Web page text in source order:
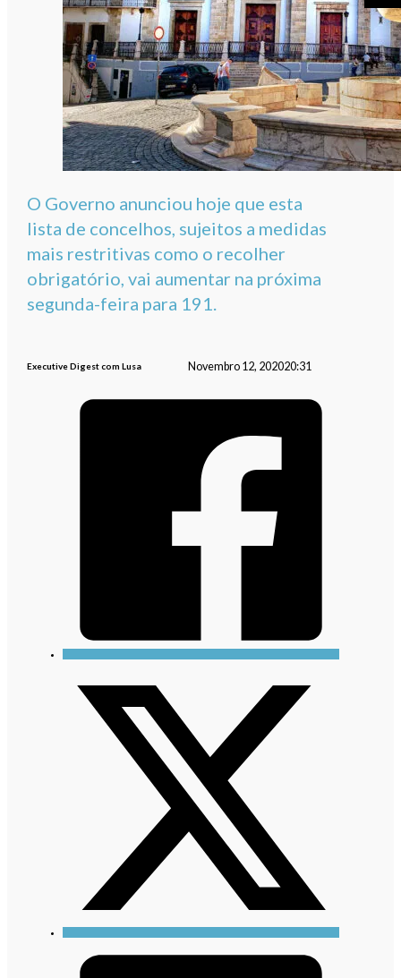
O Governo anunciou hoje que esta
lista de concelhos, sujeitos a medidas
mais restritivas como o recolher
obrigatório, vai aumentar na próxima
segunda-feira para 191.
Executive Digest com Lusa Novembro 12, 202020:31